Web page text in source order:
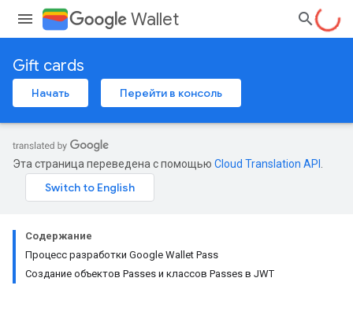
Wallet
Gift cards
Начать Перейти в консоль
Эта страница переведена с помощью Cloud Translation API
Содержание
Процесс разработки Google Wallet Pass
Создание объектов Passes и классов Passes в JWT